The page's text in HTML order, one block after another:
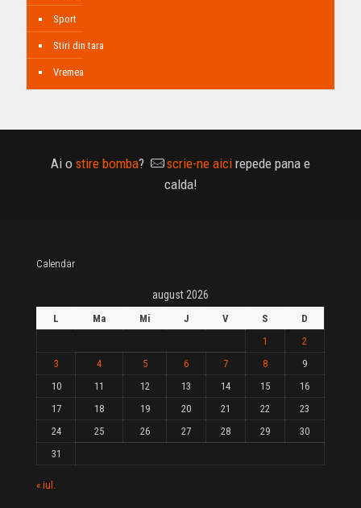
Sport
Stiri din tara
Vremea
Ai o stire bomba? scrie-ne aici repede pana e
calda!
Calendar
august 2026
L Ma Mi J V S
D
1
2
3
4 5 6 7 8
9
10
11 12 13 14 15
16
17
18 19 20 21 22
23
24
25 26 27 28 29
30
31
« iul.